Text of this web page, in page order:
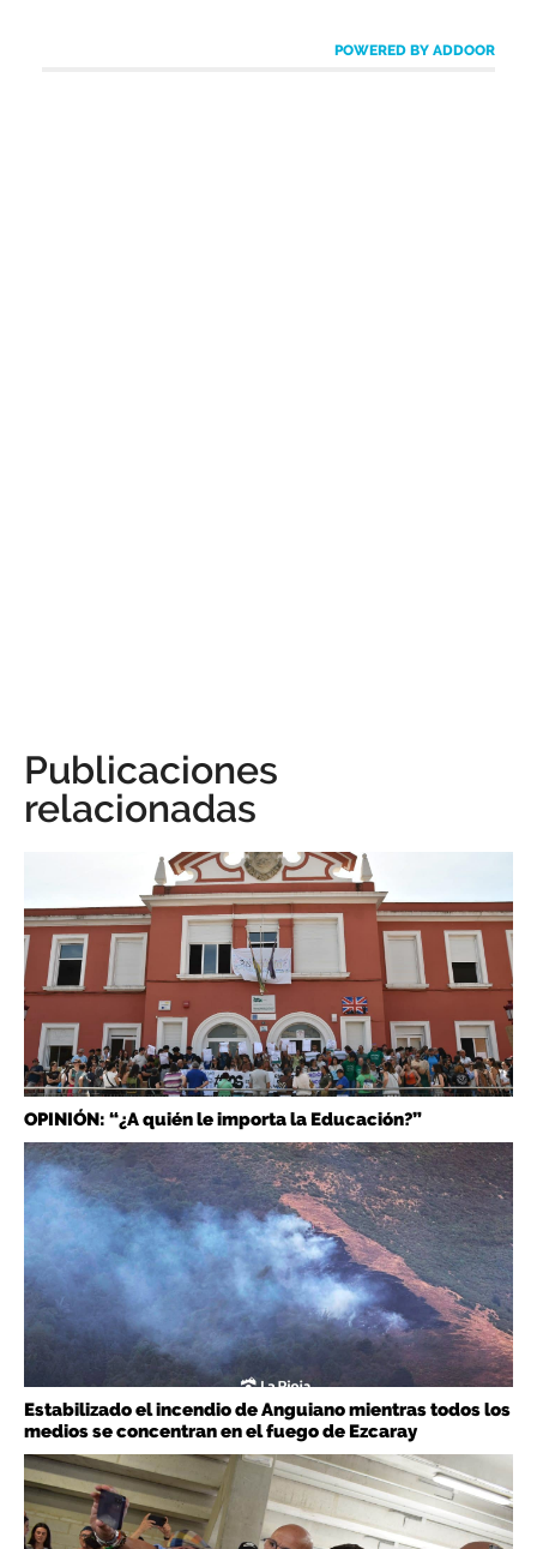
POWERED BY ADDOOR
Publicaciones
relacionadas
OPINIÓN: “¿A quién le importa la Educación?”
Estabilizado el incendio de Anguiano mientras todos los
medios se concentran en el fuego de Ezcaray